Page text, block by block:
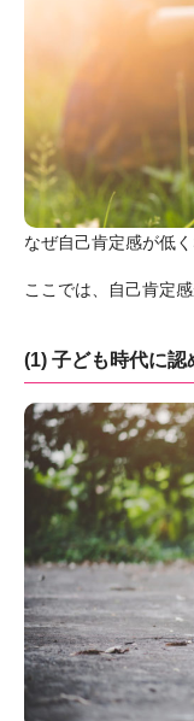
なぜ自己肯定感が低
ここでは、自己肯定
(1) 子ども時代に認